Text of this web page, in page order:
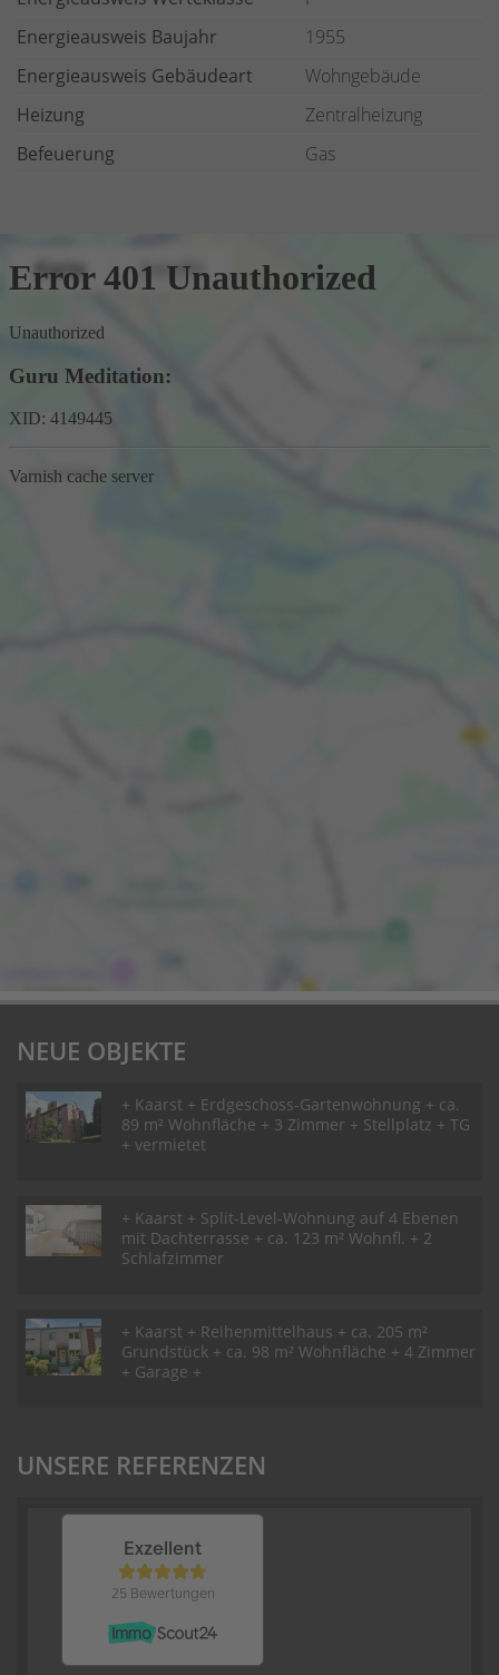
Energieausweis Baujahr
1955
Energieausweis Gebäudeart
Wohngebäude
Heizung
Zentralheizung
Befeuerung
Gas
NEUE OBJEKTE
+ Kaarst + Erdgeschoss-Gartenwohnung + ca.
89 m² Wohnfläche + 3 Zimmer + Stellplatz + TG
+ vermietet
+ Kaarst + Split-Level-Wohnung auf 4 Ebenen
mit Dachterrasse + ca. 123 m² Wohnfl. + 2
Schlafzimmer
+ Kaarst + Reihenmittelhaus + ca. 205 m²
Grundstück + ca. 98 m² Wohnfläche + 4 Zimmer
+ Garage +
UNSERE REFERENZEN